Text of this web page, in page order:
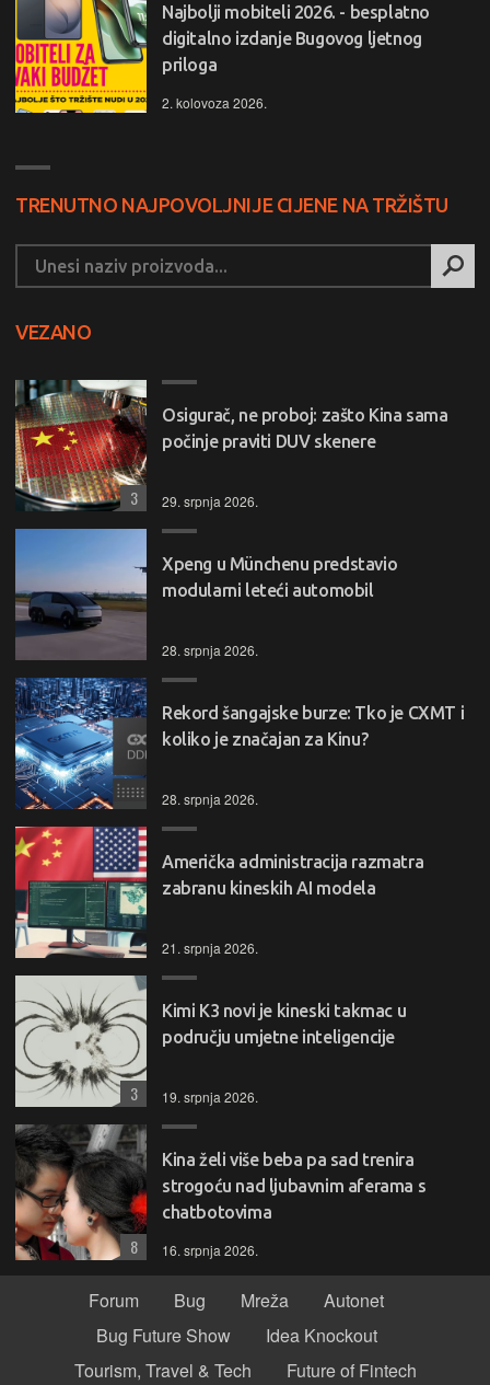
Najbolji mobiteli 2026. - besplatno
digitalno izdanje Bugovog ljetnog
priloga
2. kolovoza 2026.
TRENUTNO NAJPOVOLJNIJE CIJENE NA TRŽIŠTU
VEZANO
Osigurač, ne proboj: zašto Kina sama
počinje praviti DUV skenere
29. srpnja 2026.
3
Xpeng u Münchenu predstavio
modularni leteći automobil
28. srpnja 2026.
Rekord šangajske burze: Tko je CXMT i
koliko je značajan za Kinu?
28. srpnja 2026.
Američka administracija razmatra
zabranu kineskih AI modela
21. srpnja 2026.
Kimi K3 novi je kineski takmac u
području umjetne inteligencije
19. srpnja 2026.
3
Kina želi više beba pa sad trenira
strogoću nad ljubavnim aferama s
chatbotovima
16. srpnja 2026.
8
Forum Bug Mreža
Autonet
Bug Future Show
Idea Knockout
Tourism, Travel & Tech
Future of Fintech